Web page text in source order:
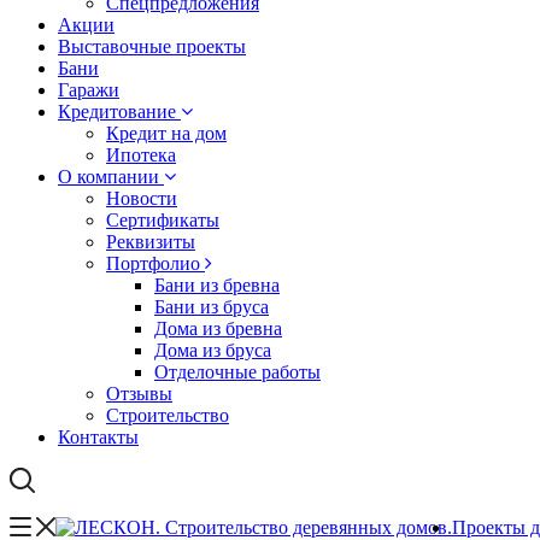
Акции
Выставочные проекты
Бани
Гаражи
Кредитование
Кредит на дом
Ипотека
О компании
Новости
Сертификаты
Реквизиты
Портфолио
Бани из бревна
Бани из бруса
Дома из бревна
Дома из бруса
Отделочные работы
Отзывы
Строительство
Контакты
Проекты